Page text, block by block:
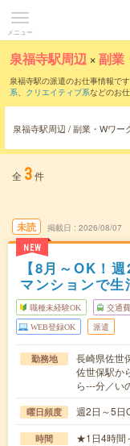
メニュー
泉福寺駅周辺 ×副業
泉福寺駅の派遣のお仕事情報です
系、 クリエイティブ系などのお
泉福寺駅周辺 / 副業・Wワー
全 3件
未読
NEW
掲載日 2026/08/07
【8月～OK！
マンションで
職種未経験OK 交通
WEB登録OK 派遣
勤務地
長崎県佐世
佐世保駅か
ら---分／い
曜日頻度 週2日～5
時間
★1日4時間